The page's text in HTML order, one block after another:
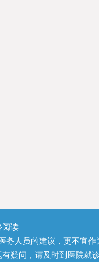
阅读
务人员的建议，更不宜
疑问，请及时到医院就诊